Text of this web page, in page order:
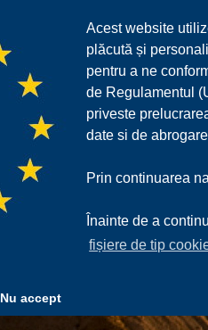
Acest website
plăcută și
pentru a ne
de Regulamentul
priveste
date si de
Prin continuarea
Înainte de a
fișiere de tip
Nu accept